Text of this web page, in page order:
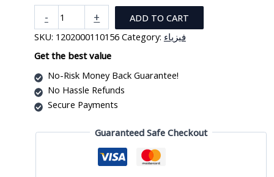
-
التجريبية
الصمام
الثلاثي
quantity
+
ADD TO CART
SKU: 1202000110156 Category: فيزياء
Get the best value
No-Risk Money Back Guarantee!
No Hassle Refunds
Secure Payments
Guaranteed Safe Checkout